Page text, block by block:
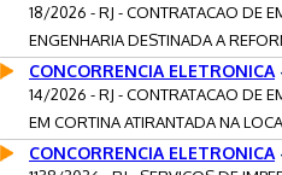
18/2026 - RJ - CONTRATACAO DE
ENGENHARIA DESTINADA A
CONCORRENCIA ELETRONICA
14/2026 - RJ - CONTRATACAO DE
EM CORTINA ATIRANTADA NA
CONCORRENCIA ELETRONICA